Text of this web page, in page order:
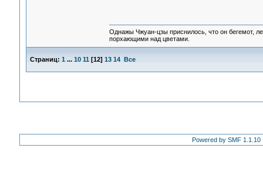
Однажы Чжуан-цзы приснилось, что он бегемот,
порхающими над цветами.
Страниц: 1 ... 10 11 [12] 13 14 Все
Powered by SMF 1.1.10